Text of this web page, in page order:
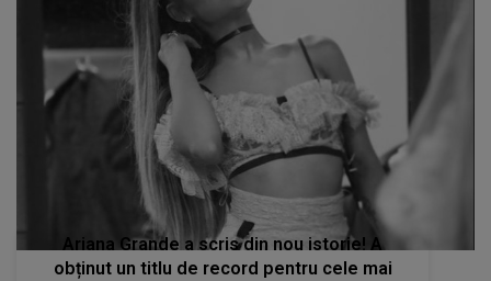
Ariana Grande a scris din nou istorie! A
obținut un titlu de record pentru cele mai